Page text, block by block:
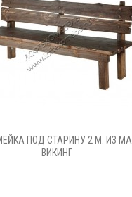
ПОД СТАРИНУ 2 М. ИЗ
ВИКИНГ